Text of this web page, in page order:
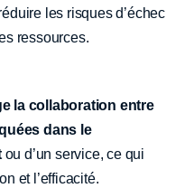
les risques d’échec
ressources.
la collaboration entre
dans le
ou d’un service, ce qui
et l’efficacité.